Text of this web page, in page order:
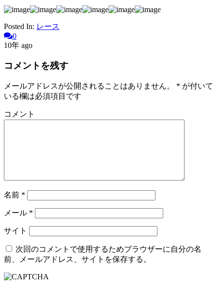
Posted In: レース
0
10年 ago
コメントを残す
メールアドレスが公開されることはありません。 * が付いて
いる欄は必須項目です
コメント
名前 *
メール *
サイト
次回のコメントで使用するためブラウザーに自分の名
前、メールアドレス、サイトを保存する。